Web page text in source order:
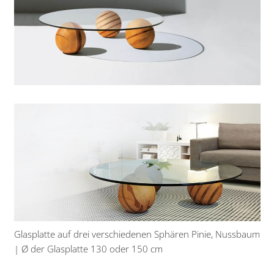
Glasplatte auf drei verschiedenen Sphären Pinie, Nussbaum
| Ø der Glasplatte 130 oder 150 cm